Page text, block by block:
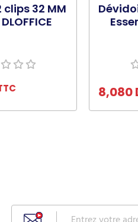
clips 32 MM
8,080